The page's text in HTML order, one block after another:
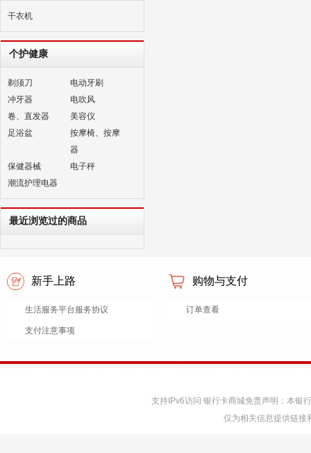
干衣机
个护健康
剃须刀
电动牙刷
冲牙器
电吹风
卷、直发器
美容仪
足浴盆
按摩椅、按摩
器
保健器械
电子秤
潮流护理电器
最近浏览过的商品
新手上路
生活服务平台服务协议
支付注意事项
购物与支付
订单查看
支持IPv6访问 银行卡商城免责声明：本银
仅为相关信息提供链接